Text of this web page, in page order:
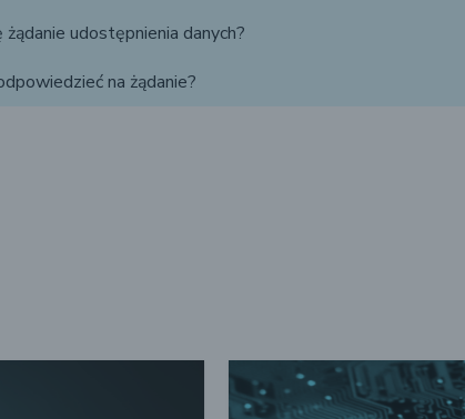
udostępnienia danych?
na żądanie?